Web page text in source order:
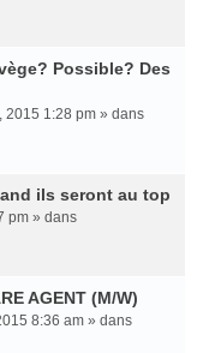
Possible? Des
2015 1:28 pm » dans
ils seront au top
pm » dans
AGENT (M/W)
8:36 am » dans